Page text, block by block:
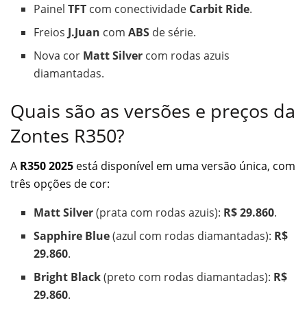
PainelTFT com conectividade Carbit Ride.
Freios J.Juan comABS de série.
Nova cor Matt Silver com rodas azuis
diamantadas.
Quais são as versões e preços da
Zontes R350?
A R350 2025 está disponível em uma versão única, com
três opções de cor:
Matt Silver(prata com rodas azuis): R$ 29.860.
Sapphire Blue(azul com rodas diamantadas): R$
29.860.
Bright Black(preto com rodas diamantadas): R$
29.860.